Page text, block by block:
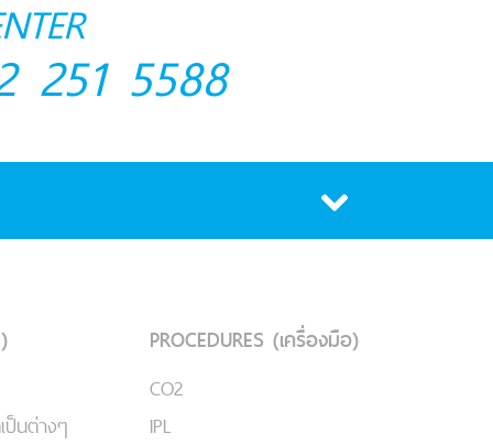
251 5588
นต่างๆ
PROCEDURES (เครื่องมือ)
CO2
IPL